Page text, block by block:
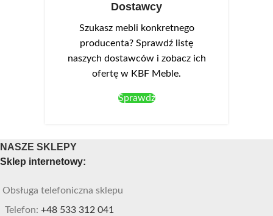
Dostawcy
Szukasz mebli konkretnego
producenta? Sprawdź listę
naszych dostawców i zobacz ich
ofertę w KBF Meble.
Sprawdź
NASZE SKLEPY
Sklep internetowy:
Obsługa telefoniczna sklepu
Telefon: +48 533 312 041